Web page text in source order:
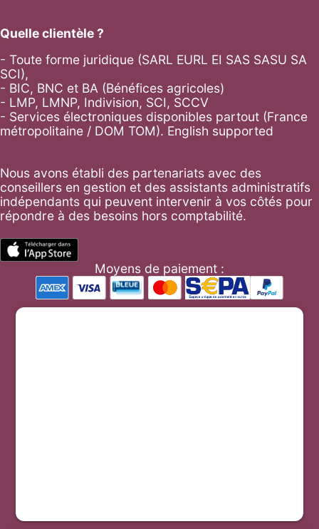
Quelle clientèle ?
- Toute forme juridique (SARL EURL EI SAS SASU SA
SCI),
- BIC, BNC et BA (Bénéfices agricoles)
- LMP, LMNP, Indivision, SCI, SCCV
- Services électroniques disponibles partout (France
métropolitaine / DOM TOM). English supported
Nous avons établi des partenariats avec des
conseillers en gestion et des assistants administratifs
indépendants qui peuvent intervenir à vos côtés pour
répondre à des besoins hors comptabilité.
Moyens de paiement :